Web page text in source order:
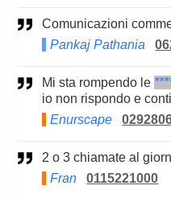
Comunicazioni
Pankaj Pathania
Mi sta rompendo le
io non rispondo e
Enurscape
2 o 3 chiamate al
Fran
0115221000